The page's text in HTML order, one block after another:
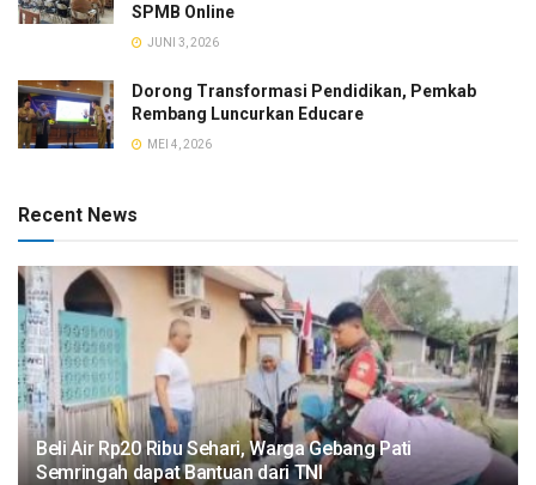
SPMB Online
JUNI 3, 2026
Dorong Transformasi Pendidikan, Pemkab
Rembang Luncurkan Educare
MEI 4, 2026
Recent News
Beli Air Rp20 Ribu Sehari, Warga Gebang Pati
Semringah dapat Bantuan dari TNI